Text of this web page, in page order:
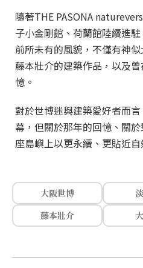
隨著THE PASONA
子小金剛館、荷蘭館陸續進
前所未有的風貌，不僅有神
藤本壯介的建築作品，以及
憶。
對於世博迷與建築愛好者而
幕，但關於那年的回憶、關
座島嶼上以更永續、更貼近
大阪世博
藤本壯介